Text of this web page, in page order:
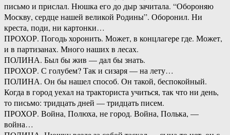
письмо и прислал. Нюшка его до дыр зачитала. “Обороняю
Москву, сердце нашей великой Родины”. Оборонил. Ни
креста, поди, ни картонки…
ПРОХОР. Погодь хоронить. Может, в концлагере где. Может,
и в партизанах. Много наших в лесах.
ПОЛИНА. Был бы жив — дал бы знать.
ПРОХОР. С голубем? Так и сизаря — на лету…
ПОЛИНА. Он бы нашел способ. Он такой, беспокойный.
Когда в город уехал на тракториста учиться, так что ни день,
то письмо: тридцать дней — тридцать писем.
ПРОХОР. Война, Полюха, не город. Война, Полька, —
война…